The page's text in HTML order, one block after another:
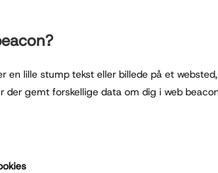
en lille stump tekst eller billede på et
der gemt forskellige data om dig i web